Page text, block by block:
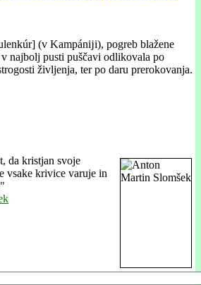
(v Kampánĳi), pogreb blažene
najbolj pusti puščavi odlikovala po
življenja, ter po daru prerokovanja.
da kristjan svoje
vsake krivice varuje in